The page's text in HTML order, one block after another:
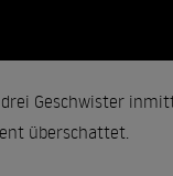
Geschwister
überschattet.